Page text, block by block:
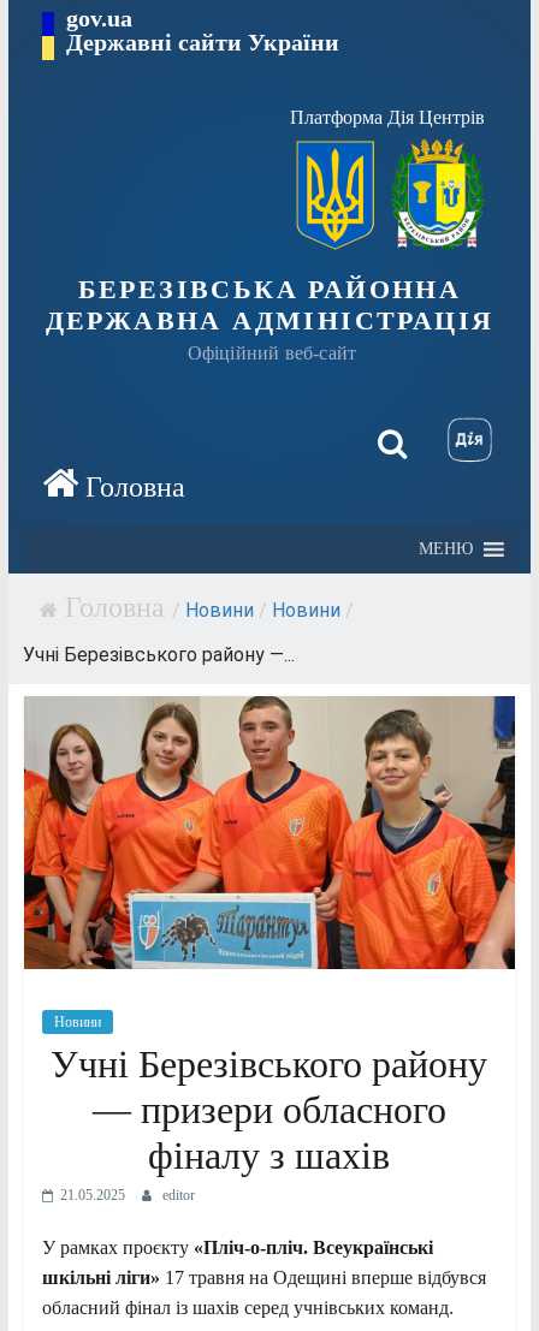
Перейтиgov.ua
Державні сайти України
Платформа Дія Центрів
БЕРЕЗІВСЬКА РАЙОННА
ДЕРЖАВНА АДМІНІСТРАЦІЯ
Офіційний веб-сайт
МЕНЮ
/ Новини / Новини /
Учні Березівського району —...
Новини
Учні Березівського району
— призери обласного
фіналу з шахів
21.05.2025 editor
У рамках проєкту «Пліч-о-пліч. Всеукраїнські
шкільні ліги» 17 травня на Одещині вперше відбувся
обласний фінал із шахів серед учнівських команд.